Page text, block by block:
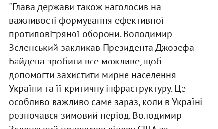
"Глава держави також наголосив на
важливості формування ефективної
протиповітряної оборони. Володимир
Зеленський закликав Президента Джозефа
Байдена зробити все можливе, щоб
допомогти захистити мирне населення
України та її критичну інфраструктуру. Це
особливо важливо саме зараз, коли в Україні
розпочався зимовий період. Володимир